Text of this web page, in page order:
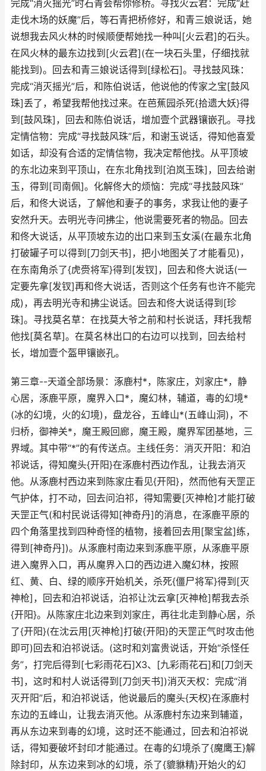
完成“消灭摇光”时石青会帮你修桥。寻找火云君：完成“赶
走伐木场的妖魔”后，等石青把桥修好，和青三娘说话，她
说想我去风火林的时候顺便帮她找一种叫[火云君]的石头。
在风火林的最东边找到[火云君](在一块石头里，仔细找就
能找到)。回去和青三娘说话得到[绿松石]。寻找鼓风珠：
完成“消灭摇光”后，和陈伯说话，他说他的传家之宝[鼓风
珠]丢了，希望我帮他找过来。在芭蕉园杀死{拾遗大妖}得
到[鼓风珠]，回去和陈伯说话，增加壹个武器镶嵌孔。寻找
定情信物：完成“寻找鼓风珠”后，和谢玉说话，得知他喜爱
如话，却没有合适的定情信物，我决定帮他找。从平顶坡
的东北边来到平顶山，在东北角找到[泊岚玉珠]，回去给谢
玉，得到[司南佩]。化解佟大的烦恼：完成“寻找鼓风珠”
后，和佟大说话，了解他和妻子的事务，求我让他的妻子
安然升天。去明光寺问拂尘，他说需要死者的物品。回去
和佟大说话，从平顶坡东边的出口来到玉女溪(在最东北角
打破罐子可以得到[刀剑天书]，把小地图关了才能看见)，
在东南角杀了{虎赍将军}得到[发钗]，回去和佟大说话(一
定要先拿[发钗]再和佟大说话，否则这个任务有也许不能完
成)，再去明光寺和拂尘说话。回去和佟大说话得到[珍
珠]。寻找莫名草：在找莫大爷之前和村长说话，拜托我帮
他找[莫名草]。在莫名林出口的右边可以找到，回去给村
长，增加壹个盔甲镶嵌孔。
第三章--天道全部场景：涿鹿村*，陈家庄，刘家庄*，静
心居，涿鹿平原，魔界入口*，魔幻林，辅道，毒的幻境*
(冰的幻境，火的幻境)，盘龙谷，五峰山*(五峰山洞)，不
归桥，御神关*，魔王殿回廊，魔王殿，魔界军团基地，三
界域。其中带“*”的有传送点。主线任务：消灭开阳：和泊
祁说话，得知魔头{开阳}在涿鹿村西边作乱，让我去消灭
他。从涿鹿村西边来到陈家庄看见{开阳}，然而他有天罡正
气护体，打不动，回去问泊祁，得知需要[灭神枪]才能打破
天罡正气(和村民说话得知[神奇丹]的消息，在涿鹿平原的
四个角落里找到四种奇怪的植物，接着回去用[聚宝盆]练，
得到[神奇丹])。从涿鹿村南边来到涿鹿平原，从涿鹿平原
进入魔界入口，再从魔界入口的西边进入魔幻林，按照
红、黄、白、绿的顺序开始机关，杀死{僵尸将军}得到[灭
神枪]，回去和泊祁说话，泊祁让沈云拿[灭神枪]帮我去杀
{开阳}。从陈家庄北边来到刘家庄，再往北走到静心居，杀
了{开阳}(在沈云用[灭神枪]打破{开阳}的天罡正气时攻击他
即可)回去和泊祁说话。(这时和刘富贵说话，开始“杀怪任
务”，打完后得到[七彩雨花石]X3、[九彩雨花石]和[刀剑天
书]，这时和村人说话得到[刀剑天书])消灭天权：完成“消
灭开阳”后，和泊祁说话，他说最后的魔头{天权}在涿鹿村
东边的五峰山，让我去消灭他。从涿鹿村东边来到辅道，
再从东边来到毒的幻境，这时还不能通过，回去和泊祁说
话，得知要破坏封印才能通过。在毒的幻境杀了{魔鹰王}解
除封印，从东边来到冰的幻境，杀了{貔貅精}开始火的幻